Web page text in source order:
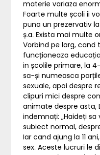
materie variaza
Foarte multe școli ii
puna un prezervativ
ș.a. Exista mai multe
Vorbind pe larg, cand
funcționeaza
in școlile primare, la
sa-și numeasca
sexuale, apoi despre
clipuri mici despre
animate despre asta,
indemnați: „Haideți
subiect normal,
Iar cand ajung la 11
sex. Aceste lucruri le